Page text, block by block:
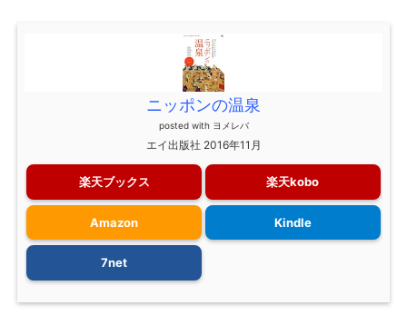
ニッポンの温泉
posted with ヨメレバ
エイ出版社 2016年11月
楽天ブックス 楽天kobo
Amazon Kindle
7net